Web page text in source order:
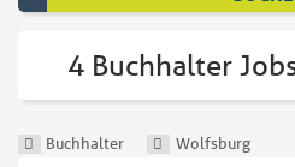
4 Buchhalter
Buchhalter Wolfsburg